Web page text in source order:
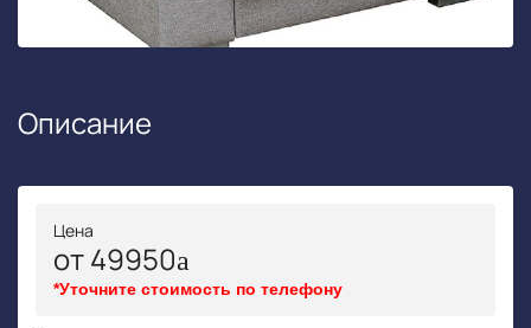
Описание
Цена
от 49950
*Уточните стоимость по телефону